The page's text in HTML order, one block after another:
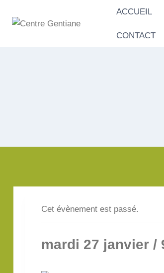
ACCUEIL
CONTACT
Cet évènement est passé.
mardi 27 janvier /